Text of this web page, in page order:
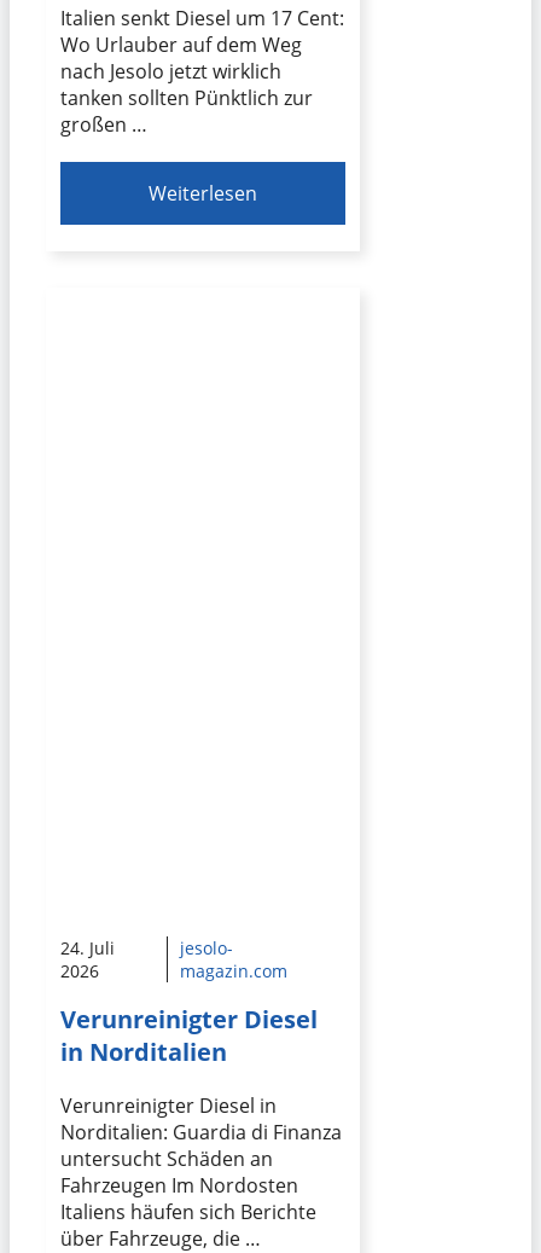
Italien senkt Diesel um 17 Cent:
Wo Urlauber auf dem Weg
nach Jesolo jetzt wirklich
tanken sollten Pünktlich zur
großen …
Weiterlesen
24. Juli
2026
jesolo-
magazin.com
Verunreinigter Diesel
in Norditalien
Verunreinigter Diesel in
Norditalien: Guardia di Finanza
untersucht Schäden an
Fahrzeugen Im Nordosten
Italiens häufen sich Berichte
über Fahrzeuge, die …